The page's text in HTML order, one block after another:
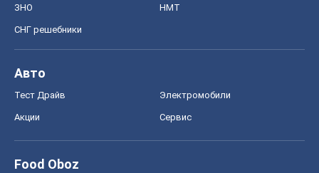
ЗНО НМТ
СНГ решебники
Авто
Тест Драйв Электромобили
Акции Сервис
Food Oboz